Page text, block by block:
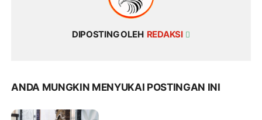
DIPOSTING OLEH REDAKSI
ANDA MUNGKIN MENYUKAI POSTINGAN INI